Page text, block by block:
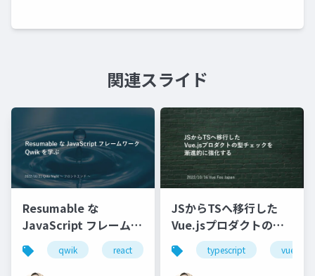
関連スライド
Resumable な
JavaScript フレームワ
ーク Qwik を学ぶ
qwik react ssr hydrate
JSからTSへ移行した
Vue.jsプロダクトの型
チェックを 漸進的に強
化する
typescript vue